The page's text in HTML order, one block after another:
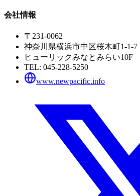
会社情報
〒231-0062
神奈川県横浜市中区桜木町1-1-7
ヒューリックみなとみらい10F
TEL: 045-228-5250
www.newpacific.info